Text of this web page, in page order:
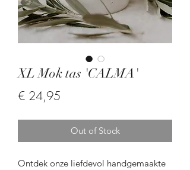
XL Mok tas 'CALMA'
€ 24,95
Out of Stock
Ontdek onze liefdevol handgemaakte